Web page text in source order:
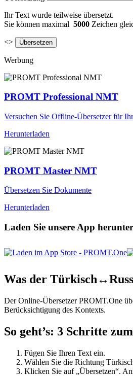
Ihr Text wurde teilweise übersetzt.
Sie können maximal 5000 Zeichen
<>
Werbung
PROMT Professional NMT
Versuchen Sie Offline-Übersetzer für
Herunterladen
PROMT Master NMT
Übersetzen Sie Dokumente
Herunterladen
Laden Sie unsere App herunter
Was der
Der Online-Übersetzer PROMT.One
Berücksichtigung des Kontexts.
So geht’s: 3 Schritte
Fügen Sie Ihren Text ein.
Wählen Sie die Richtung
Klicken Sie auf „Übersetzen“.